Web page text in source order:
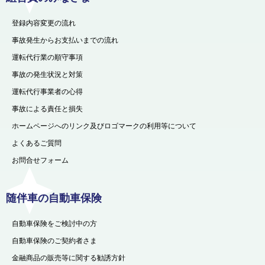
登録内容変更の流れ
事故発生からお支払いまでの流れ
運転代行業の順守事項
事故の発生状況と対策
運転代行事業者の心得
事故による責任と損失
ホームページへのリンク及びロゴマークの利用等について
よくあるご質問
お問合せフォーム
随伴車の自動車保険
自動車保険をご検討中の方
自動車保険のご契約者さま
金融商品の販売等に関する勧誘方針